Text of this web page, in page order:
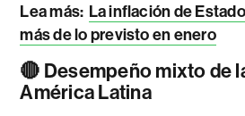
Lea más: La inflación de
más de lo previsto en enero
🔴 Desempeño mixto de
América Latina